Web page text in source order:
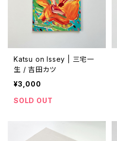
Katsu on Issey | 三宅一
生 / 吉田カツ
¥3,000
SOLD OUT